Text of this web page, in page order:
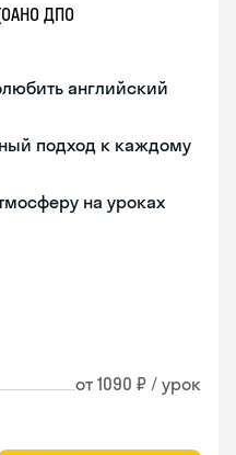
ДПО
английский
подход к каждому
на уроках
от 1090 ₽ / урок